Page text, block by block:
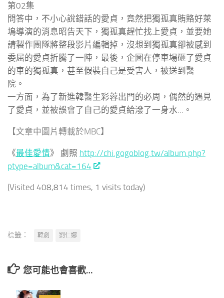
第02集
問答中，不小心說錯話的愛貞，竟然把獨孤真賄賂好萊
塢導演的消息昭告天下，獨孤真趕忙找上愛貞，並要她
請製作團隊將整段影片編輯掉，沒想到獨孤真卻被感到
委屈的愛貞折騰了一陣，最後，企圖在停車場砸了愛貞
的車的獨孤真，甚至假裝自己是受害人，被送到醫
院。
一方面，為了新進韓醫生彩蓉出門的必周，偶然的遇見
了愛貞，並被誤會了自己的愛貞給潑了一身水…。
【文章中圖片轉載於MBC】
《最佳愛情》 劇照 http://chi.gogoblog.tw/album.php?
ptype=album&cat=164
(Visited 408,814 times, 1 visits today)
標籤： 韓劇 劉仁娜
您可能也會喜歡…